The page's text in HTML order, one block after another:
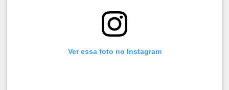
Ver essa foto no Instagram